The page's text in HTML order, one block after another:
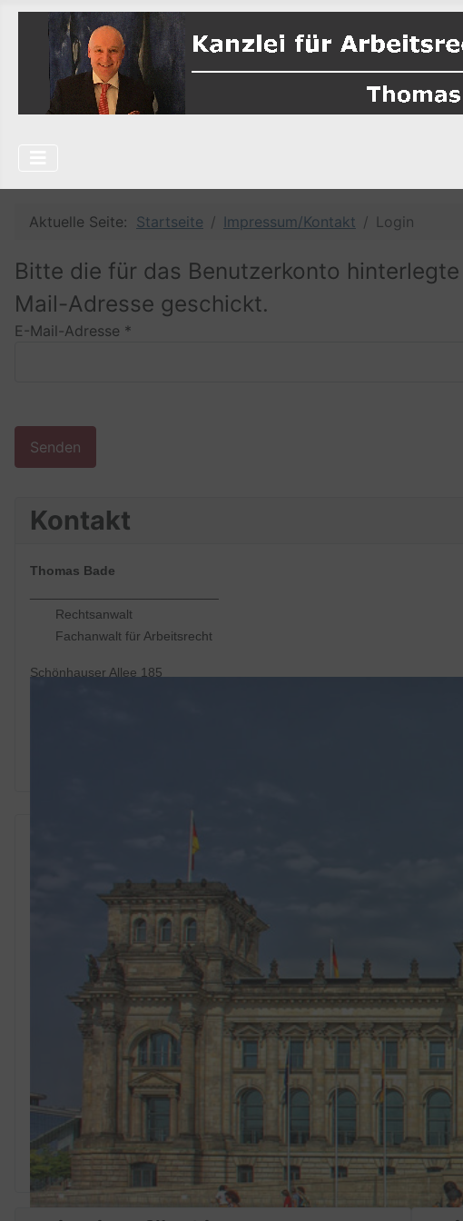
Aktuelle Seite: Startseite Impressum/Kontakt Login
Bitte die für das Benutzerkonto
Mail-Adresse geschickt.
E-Mail-Adresse *
Senden
Kontakt
Thomas Bade
Rechtsanwalt
Fachanwalt für Arbeitsrecht
Schönhauser Allee 185